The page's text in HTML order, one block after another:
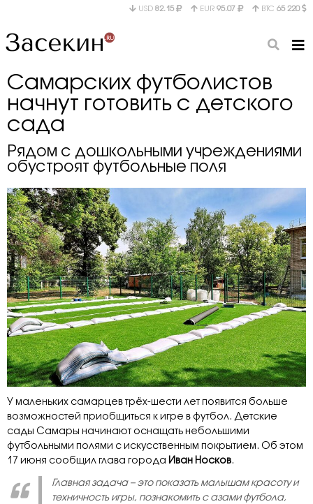
USD 82.15 EUR 95.07 BTC 65 220
Самарских футболистов
начнут готовить с детского
сада
Рядом с дошкольными учреждениями
обустроят футбольные поля
У маленьких самарцев трёх-шести лет появится больше
возможностей приобщиться к игре в футбол. Детские
сады Самары начинают оснащать небольшими
футбольными полями с искусственным покрытием. Об этом
17 июня сообщил глава города Иван Носков.
Главная задача – это показать малышам красоту и
техничность игры, познакомить с азами футбола,